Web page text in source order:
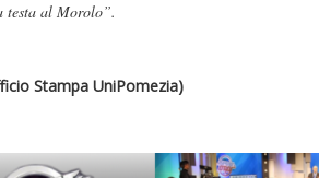
testa al Morolo”.
Stampa UniPomezia)